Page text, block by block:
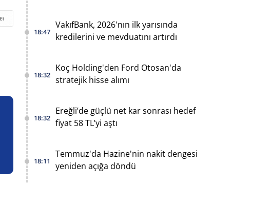
18:47
VakıfBank, 2026'nın ilk yarısında
kredilerini ve mevduatını artırdı
18:32
Koç Holding'den Ford Otosan'da
stratejik hisse alımı
18:32
Ereğli’de güçlü net kar sonrası hedef
fiyat 58 TL’yi aştı
18:11
Temmuz'da Hazine'nin nakit dengesi
yeniden açığa döndü